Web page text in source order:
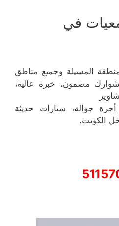
في
المسيلة وجميع مناطق
مضمون، خبرة عالية،
جوالة، سيارات حديثة
الكويت.